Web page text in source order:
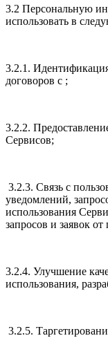
3.2 Персональную
использовать в
3.2.1.
договоров с ;
3.2.2.
Сервисов;
3.2.3. Связь с
уведомлений,
использования
запросов и заявок от
3.2.4. Улучшение
использования,
3.2.5.